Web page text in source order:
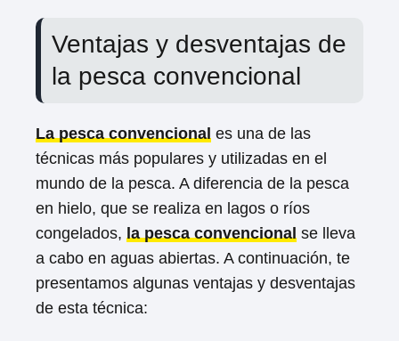
Ventajas y desventajas de
la pesca convencional
La pesca convencional es una de las
técnicas más populares y utilizadas en el
mundo de la pesca. A diferencia de la pesca
en hielo, que se realiza en lagos o ríos
congelados, la pesca convencional se lleva
a cabo en aguas abiertas. A continuación, te
presentamos algunas ventajas y desventajas
de esta técnica: